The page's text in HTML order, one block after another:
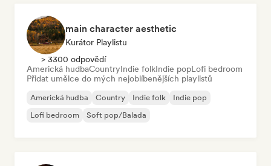
main character aesthetic
Kurátor Playlistu
> 3300 odpovědí
Americká hudbaCountryIndie folkIndie popLofi bedroom
Přidat umělce do mých nejoblíbenějších playlistů
Americká hudba Country Indie folk
Indie pop
Lofi bedroom
Soft pop/Balada